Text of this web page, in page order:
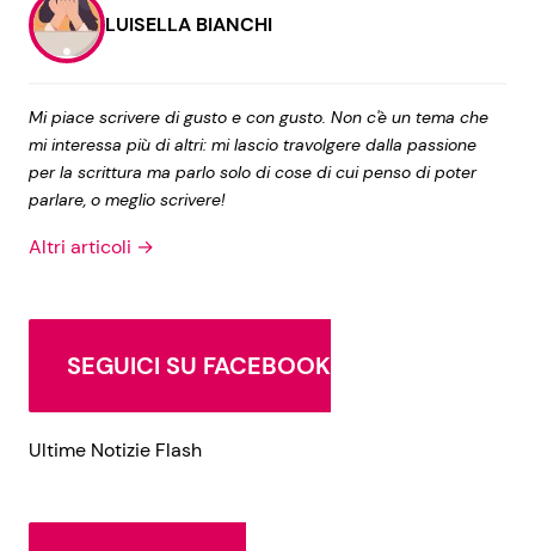
LUISELLA BIANCHI
Mi piace scrivere di gusto e con gusto. Non c'è un tema che
mi interessa più di altri: mi lascio travolgere dalla passione
per la scrittura ma parlo solo di cose di cui penso di poter
parlare, o meglio scrivere!
Altri articoli →
SEGUICI SU FACEBOOK
Ultime Notizie Flash